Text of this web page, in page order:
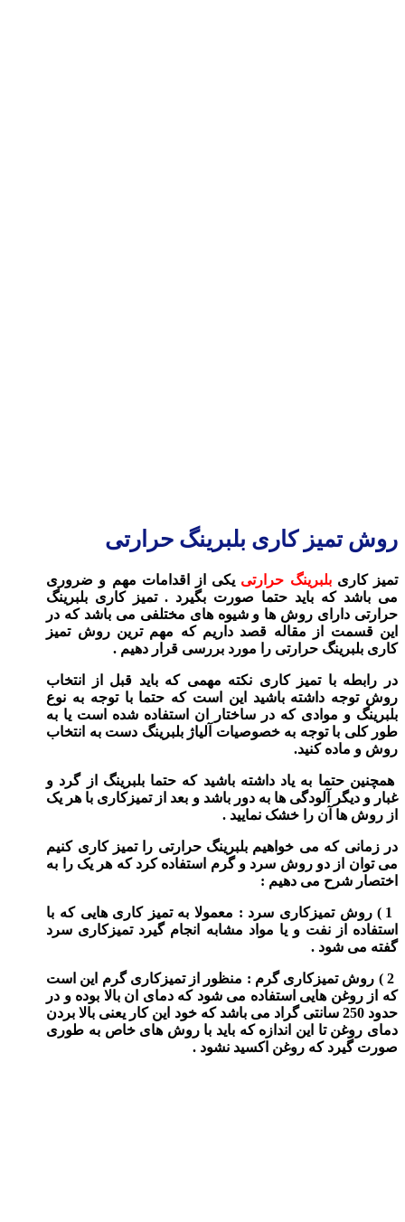
روش تمیز کاری بلبرینگ حرارتی
تمیز کاری بلبرینگ حرارتی یکی از اقدامات مهم و ضروری
می باشد که باید حتما صورت بگیرد . تمیز کاری بلبرینگ
حرارتی دارای روش ها و شیوه های مختلفی می باشد که در
این قسمت از مقاله قصد داریم که مهم ترین روش تمیز
کاری بلبرینگ حرارتی را مورد بررسی قرار دهیم .
در رابطه با تمیز کاری نکته مهمی که باید قبل از انتخاب
روش توجه داشته باشید این است که حتما با توجه به نوع
بلبرینگ و موادی که در ساختار ان استفاده شده است یا به
طور کلی با توجه به خصوصیات آلیاژ بلبرینگ دست به انتخاب
روش و ماده کنید.
همچنین حتما به یاد داشته باشید که حتما بلبرینگ از گرد و
غبار و دیگر آلودگی ها به دور باشد و بعد از تمیزکاری با هر یک
از روش ها آن را خشک نمایید .
در زمانی که می خواهیم بلبرینگ حرارتی را تمیز کاری کنیم
می توان از دو روش سرد و گرم استفاده کرد که هر یک را به
اختصار شرح می دهیم :
1 ) روش تمیزکاری سرد : معمولا به تمیز کاری هایی که با
استفاده از نفت و یا مواد مشابه انجام گیرد تمیزکاری سرد
گفته می شود .
2 ) روش تمیزکاری گرم : منظور از تمیزکاری گرم این است
که از روغن هایی استفاده می شود که دمای ان بالا بوده و در
حدود 250 سانتی گراد می باشد که خود این کار یعنی بالا بردن
دمای روغن تا این اندازه که باید با روش های خاص به طوری
صورت گیرد که روغن اکسید نشود .